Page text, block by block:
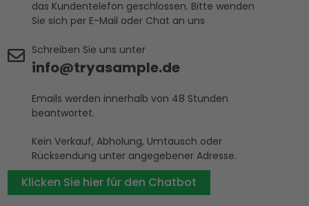
das Kundentelefon geschlossen. Bitte wenden
Sie sich per E-Mail oder Chat an uns
Schreiben Sie uns unter
info@tryasample.de
Emails werden innerhalb von 48 Stunden
beantwortet.
Kein Verkauf, Abholung, Umtausch oder
Rücksendung unter angegebener Adresse.
Klicken Sie hier für den Chatbot